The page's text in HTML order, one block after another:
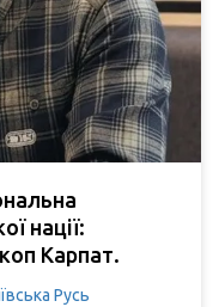
нації:
Карпат.
Русь